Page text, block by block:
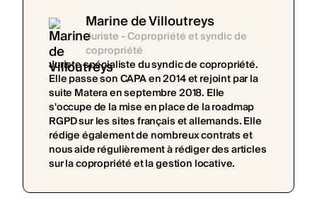
Marine de Villoutreys
Juriste - Copropriété et syndic de
copropriété
Juriste spécialiste du syndic de copropriété.
Elle passe son CAPA en 2014 et rejoint par la
suite Matera en septembre 2018. Elle
s'occupe de la mise en place de la roadmap
RGPD sur les sites français et allemands. Elle
rédige également de nombreux contrats et
nous aide régulièrement à rédiger des articles
sur la copropriété et la gestion locative.